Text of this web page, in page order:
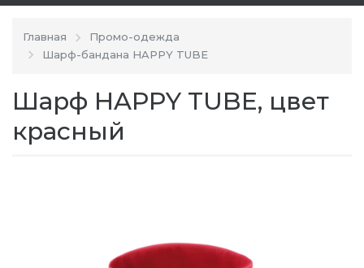
Главная
Промо-одежда
Шарф-бандана HAPPY TUBE
Шарф HAPPY TUBE, цвет
красный